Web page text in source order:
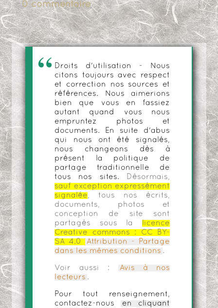
0 commentaire
Droits d'utilisation - Nous
citons toujours avec respect
et correction nos sources et
références. Nous aimerions
bien que vous en fassiez
autant quand vous nous
empruntez photos et
documents. En suite d'abus
qui nous ont été signalés,
nous changeons dès à
présent la politique de
partage traditionnelle de
tous nos sites.
Désormais,
sauf exception expressément
signalée, tous nos écrits,
documents, photos et
conception de site sont
partagés sous la
licence
Creative commons :
CC BY-
SA 4.0
Attribution - Partage
dans les mêmes conditions .
Voir aussi :
Avis à nos
lecteurs .
Pour tout renseignement,
contactez-nous
en cliquant